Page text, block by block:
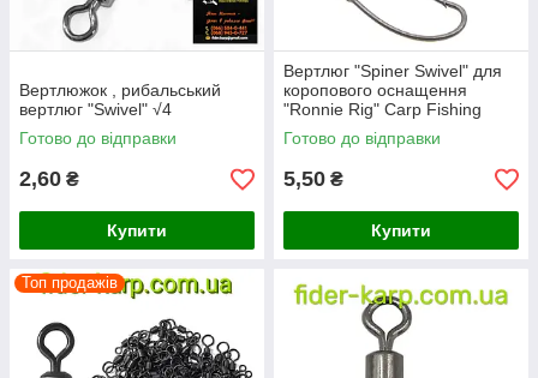
Вертлюжок , рибальський
вертлюг "Swivel" √4
Готово до відправки
2,60 ₴
Купити
Вертлюг "Spiner Swivel" для
коропового оснащення
"Ronnie Rig" Carp Fishing
Готово до відправки
5,50 ₴
Купити
Топ продажів